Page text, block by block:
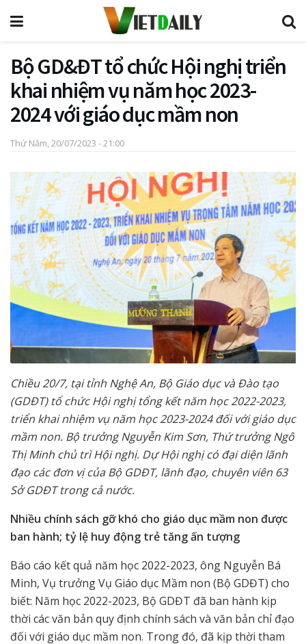
Bộ GD&ĐT tổ chức Hội nghị triển
khai nhiệm vụ năm học 2023-
2024 với giáo dục mầm non
Thứ Năm, 20/07/2023 - 21:00
Chiều 20/7, tại tỉnh Nghệ An, Bộ Giáo dục và Đào tạo
(GDĐT) tổ chức Hội nghị tổng kết năm học 2022-2023,
triển khai nhiệm vụ năm học 2023-2024 đối với giáo dục
mầm non. Bộ trưởng Nguyễn Kim Sơn, Thứ trưởng Ngô
Thị Minh chủ trì Hội nghị. Dự Hội nghị có đại diện lãnh
đạo các đơn vị của Bộ GDĐT, lãnh đạo, chuyên viên 63
Sở GDĐT trong cả nước.
Nhiều chính sách gỡ khó cho giáo dục mầm non được
ban hành; tỷ lệ huy động trẻ tăng ấn tượng
Báo cáo kết quả năm học 2022-2023, ông Nguyễn Bá
Minh, Vụ trưởng Vụ Giáo dục Mầm non (Bộ GDĐT) cho
biết: Năm học 2022-2023, Bộ GDĐT đã ban hành kịp
thời các văn bản quy định chính sách và văn bản chỉ đạo
đối với giáo dục mầm non. Trong đó, đã kịp thời tham